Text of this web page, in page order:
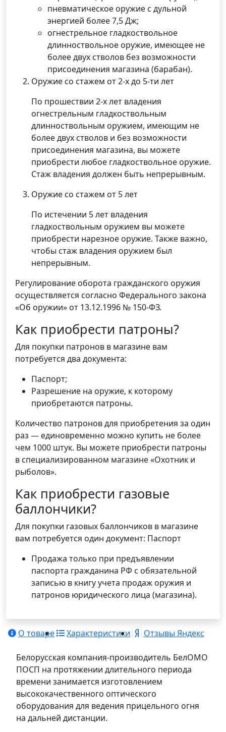
пневматическое оружие с дульной
энергией более 7,5 Дж;
огнестрельное гладкоствольное
длинноствольное оружие, имеющее не
более двух стволов без возможности
присоединения магазина (барабан).
Оружие со стажем от 2-х до 5-ти лет
По прошествии 2-х лет владения
огнестрельным гладкоствольным
длинноствольным оружием, имеющим не
более двух стволов и без возможности
присоединения магазина, вы можете
приобрести любое гладкоствольное оружие.
Стаж владения должен быть непрерывным.
Оружие со стажем от 5 лет
По истечении 5 лет владения
гладкоствольным оружием вы можете
приобрести нарезное оружие. Также важно,
чтобы стаж владения оружием был
непрерывным.
Регулирование оборота гражданского оружия
осуществляется согласно Федерального закона
«Об оружии» от 13.12.1996 № 150-ФЗ.
Как приобрести патроны?
Для покупки патронов в магазине вам
потребуется два документа:
Паспорт;
Разрешение на оружие, к которому
приобретаются патроны.
Количество патронов для приобретения за один
раз — единовременно можно купить не более
чем 1000 штук. Вы можете приобрести патроны
в специализированном магазине «Охотник и
рыболов».
Как приобрести газовые
баллончики?
Для покупки газовых баллончиков в магазине
вам потребуется один документ: Паспорт
Продажа только при предъявлении
паспорта гражданина РФ с обязательной
записью в книгу учета продаж оружия и
патронов юридического лица (магазина).
О товаре Характеристики Отзывы Яндекс
Белорусская компания-производитель БелОМО
ПОСП на протяжении длительного периода
времени занимается изготовлением
высококачественного оптического
оборудования для ведения прицельного огня
на дальней дистанции.